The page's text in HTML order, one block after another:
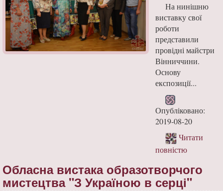
На нинішню
виставку свої
роботи
представили
провідні майстри
Вінниччини.
Основу
експозиції...
Опубліковано:
2019-08-20
Читати
повністю
Обласна вистака образотворчого
мистецтва "З Україною в серці"